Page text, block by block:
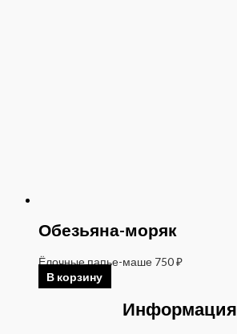
Обезьяна-моряк
Ёлочные папье-маше 750₽
В корзину
Информация